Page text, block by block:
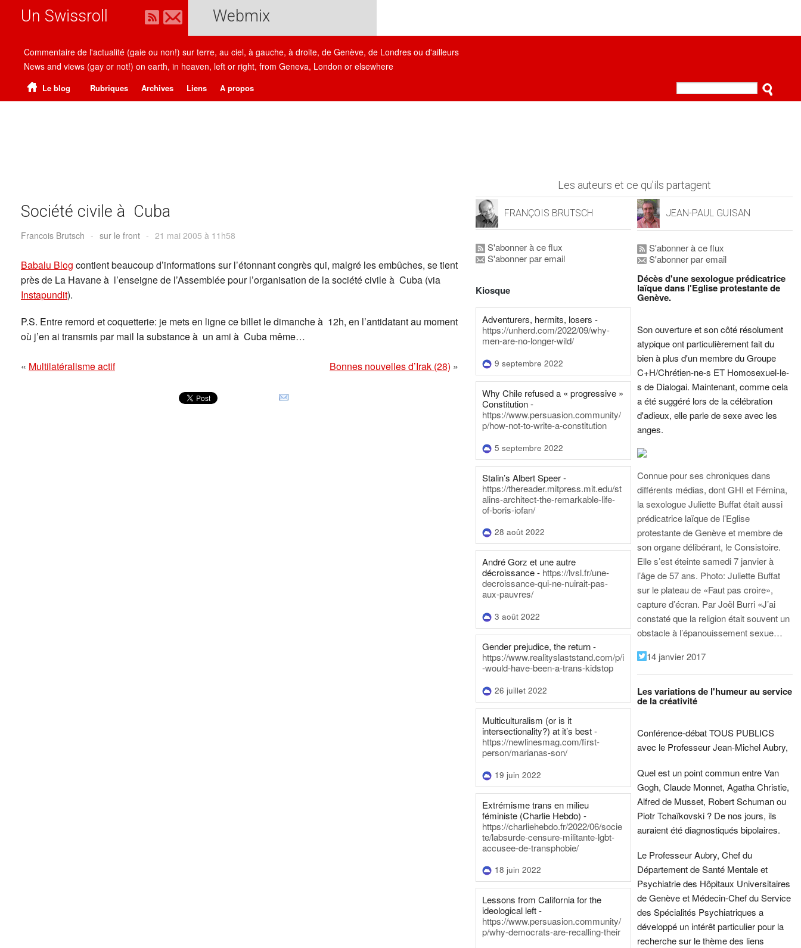
Un Swissroll Webmix
Commentaire de l'actualité (gaie ou non!) sur terre, au ciel, à gauche, à droite, de Genève, de Londres ou d'ailleurs
News and views (gay or not!) on earth, in heaven, left or right, from Geneva, London or elsewhere
Le blog Rubriques Archives Liens A propos
Société civile à Cuba
Francois Brutsch - sur le front - 21 mai 2005 à 11h58
Babalu Blog contient beaucoup d’informations sur l’étonnant congrès qui, malgré les embûches, se tient
près de La Havane à l’enseigne de l’Assemblée pour l’organisation de la société civile à Cuba (via
Instapundit).
P.S. Entre remord et coquetterie: je mets en ligne ce billet le dimanche à 12h, en l’antidatant au moment
où j’en ai transmis par mail la substance à un ami à Cuba même…
« Multilatéralisme actif Bonnes nouvelles d’Irak (28) »
Les auteurs et ce qu'ils partagent
FRANÇOIS BRUTSCH
S'abonner à ce flux
S'abonner par email
Kiosque
Adventurers, hermits, losers -
https://unherd.com/2022/09/why-
men-are-no-longer-wild/
9 septembre 2022
Why Chile refused a « progressive »
Constitution -
https://www.persuasion.community/
p/how-not-to-write-a-constitution
5 septembre 2022
Stalin’s Albert Speer -
https://thereader.mitpress.mit.edu/st
alins-architect-the-remarkable-life-
of-boris-iofan/
28 août 2022
André Gorz et une autre
décroissance - https://lvsl.fr/une-
decroissance-qui-ne-nuirait-pas-
aux-pauvres/
3 août 2022
Gender prejudice, the return -
https://www.realityslaststand.com/p/i
-would-have-been-a-trans-kidstop
26 juillet 2022
Multiculturalism (or is it
intersectionality?) at it’s best -
https://newlinesmag.com/first-
person/marianas-son/
19 juin 2022
Extrémisme trans en milieu
féministe (Charlie Hebdo) -
https://charliehebdo.fr/2022/06/socie
te/labsurde-censure-militante-lgbt-
accusee-de-transphobie/
18 juin 2022
Lessons from California for the
ideological left -
https://www.persuasion.community/
p/why-democrats-are-recalling-their
JEAN-PAUL GUISAN
S'abonner à ce flux
S'abonner par email
Décès d'une sexologue prédicatrice
laïque dans l'Eglise protestante de
Genève.
Son ouverture et son côté résolument
atypique ont particulièrement fait du
bien à plus d'un membre du Groupe
C+H/Chrétien-ne-s ET Homosexuel-le-
s de Dialogai. Maintenant, comme cela
a été suggéré lors de la célébration
d'adieux, elle parle de sexe avec les
anges.
Connue pour ses chroniques dans
différents médias, dont GHI et Fémina,
la sexologue Juliette Buffat était aussi
prédicatrice laïque de l’Eglise
protestante de Genève et membre de
son organe délibérant, le Consistoire.
Elle s’est éteinte samedi 7 janvier à
l’âge de 57 ans. Photo: Juliette Buffat
sur le plateau de «Faut pas croire»,
capture d’écran. Par Joël Burri «J’ai
constaté que la religion était souvent un
obstacle à l’épanouissement sexue…
14 janvier 2017
Les variations de l'humeur au service
de la créativité
Conférence-débat TOUS PUBLICS
avec le Professeur Jean-Michel Aubry,
Quel est un point commun entre Van
Gogh, Claude Monnet, Agatha Christie,
Alfred de Musset, Robert Schuman ou
Piotr Tchaïkovski ? De nos jours, ils
auraient été diagnostiqués bipolaires.
Le Professeur Aubry, Chef du
Département de Santé Mentale et
Psychiatrie des Hôpitaux Universitaires
de Genève et Médecin-Chef du Service
des Spécialités Psychiatriques a
développé un intérêt particulier pour la
recherche sur le thème des liens